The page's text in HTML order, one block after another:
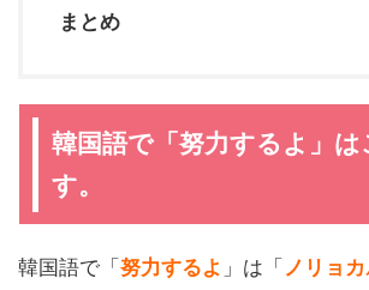
まとめ
韓国語で「努力するよ」は
す。
韓国語で「努力するよ 」は「 ノリョカ